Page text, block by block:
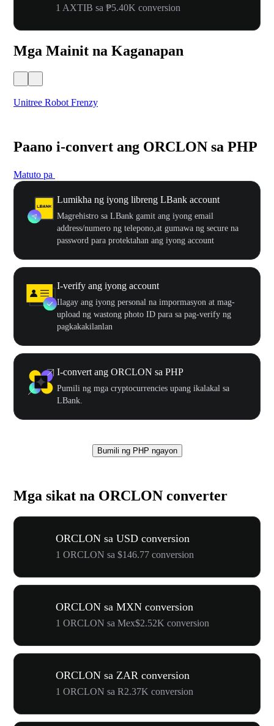
1 AXTIB sa ₱5.40K conversion
Mga Mainit na Kaganapan
Unitree Robot Frenzy
Paano i-convert ang ORCLON sa PHP
Matuto pa
Lumikha ng iyong libreng LBank account
Magrehistro sa LBank gamit ang iyong email
address/numero ng telepono,at gumawa ng secure na
password para protektahan ang iyong account
I-verify ang iyong account
Ilagay ang iyong personal na impormasyon at mag-
upload ng wastong photo ID para sa pag-verify ng
pagkakakilanlan
I-convert ang ORCLON sa PHP
Pumili ng mga cryptocurrencies upang ikalakal sa
LBank.
Bumili ng PHP ngayon
Mga sikat na ORCLON converter
ORCLON sa USD conversion
1 ORCLON sa $146.77 conversion
ORCLON sa MXN conversion
1 ORCLON sa Mex$2.52K conversion
ORCLON sa ZAR conversion
1 ORCLON sa R2.37K conversion